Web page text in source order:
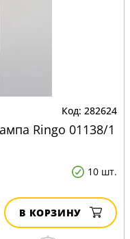
282624
Ringo 01138/1
10 шт.
В КОРЗИНУ